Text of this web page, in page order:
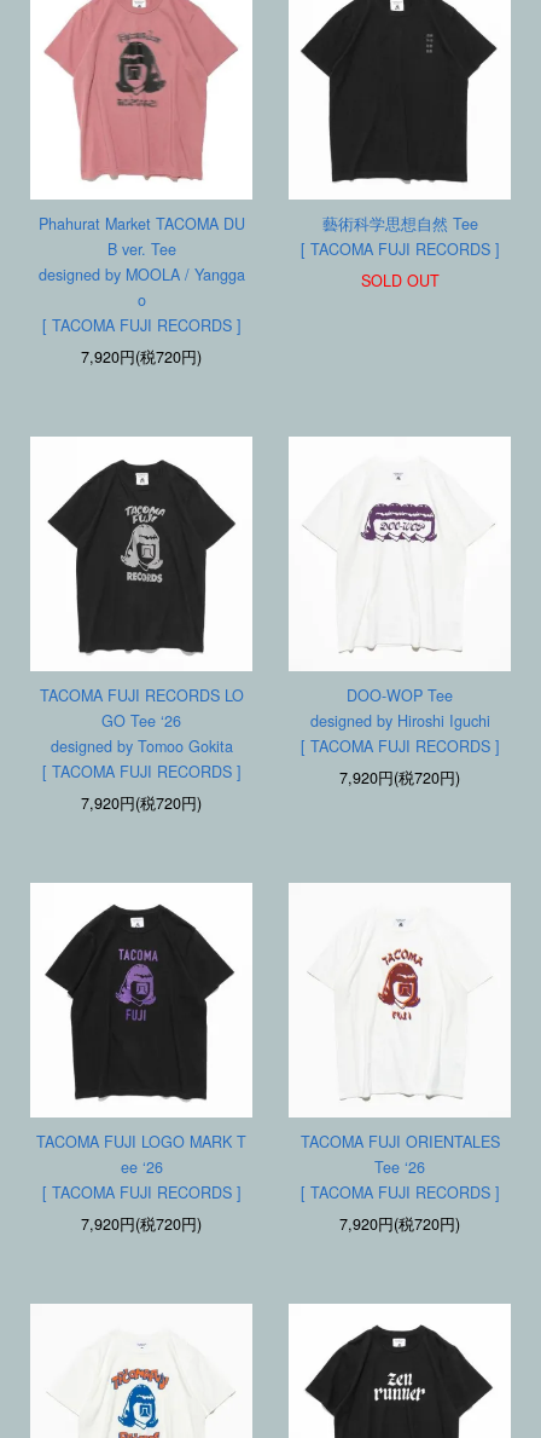
Phahurat Market TACOMA DU
B ver. Tee
designed by MOOLA / Yangga
o
[ TACOMA FUJI RECORDS ]
7,920円(税720円)
藝術科学思想自然 Tee
[ TACOMA FUJI RECORDS ]
SOLD OUT
TACOMA FUJI RECORDS LO
GO Tee ‘26
designed by Tomoo Gokita
[ TACOMA FUJI RECORDS ]
7,920円(税720円)
DOO-WOP Tee
designed by Hiroshi Iguchi
[ TACOMA FUJI RECORDS ]
7,920円(税720円)
TACOMA FUJI LOGO MARK T
ee ‘26
[ TACOMA FUJI RECORDS ]
7,920円(税720円)
TACOMA FUJI ORIENTALES
Tee ‘26
[ TACOMA FUJI RECORDS ]
7,920円(税720円)